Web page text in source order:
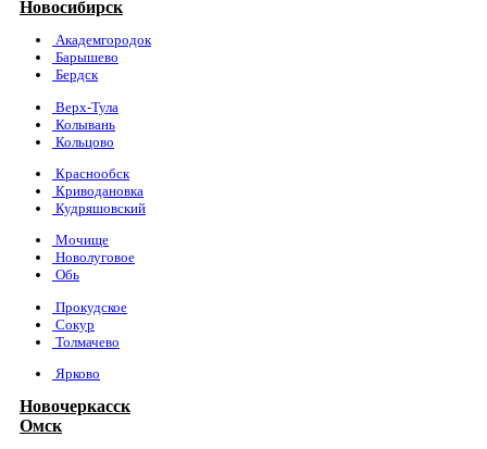
Новосибирск
Академгородок
Барышево
Бердск
Верх-Тула
Колывань
Кольцово
Краснообск
Криводановка
Кудряшовский
Мочище
Новолуговое
Обь
Прокудское
Сокур
Толмачево
Ярково
Новочеркасск
Омск